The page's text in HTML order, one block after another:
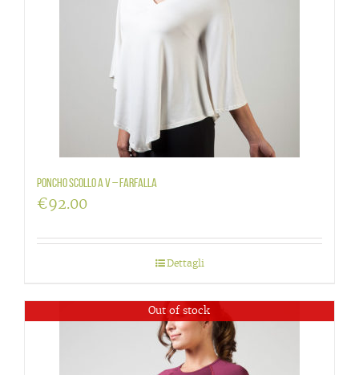
Poncho scollo a V – Farfalla
€92.00
Dettagli
Out of stock